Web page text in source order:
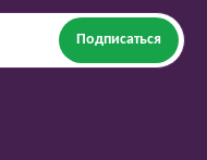
Подписаться